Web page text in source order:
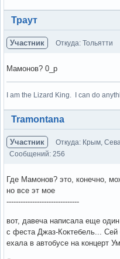
Вне форума
Траут
Участник Откуда: Тольятти
Мамонов? 0_р
I am the Lizard King. I can do
Вне форума
Tramontana
Участник Откуда: Крым,
Сообщений: 256
Где Мамонов? это, конечно,
но все эт мое
-------------------------------
вот, давеча написала еще
с феста Джаз-Коктебель...
ехала в автобусе на концерт